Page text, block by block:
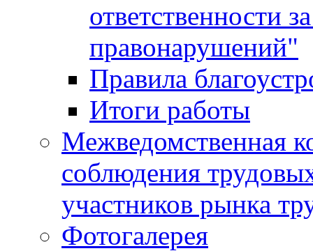
ответственности
правонарушений"
Правила
Итоги работы
Межведомственная
соблюдения
участников рынка
Фотогалерея